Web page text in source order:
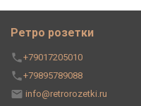
Ретро розетки
+79017205010
+79895789088
info@retrorozetki.ru